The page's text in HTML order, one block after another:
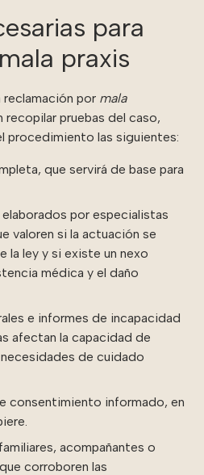
para
praxis
por mala
pruebas del caso,
procedimiento las siguientes:
que servirá de base para
por especialistas
valoren si la actuación se
la ley y si existe un nexo
médica y el daño
e informes de incapacidad
afectan la capacidad de
de cuidado
consentimiento informado, en
acompañantes o
corroboren las